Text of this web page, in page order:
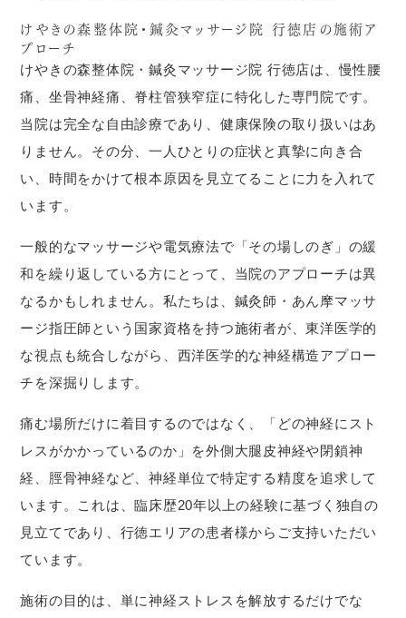
けやきの森整体院・鍼灸マッサージ院 行徳店の施術ア
プローチ
けやきの森整体院・鍼灸マッサージ院 行徳店は、慢性腰
痛、坐骨神経痛、脊柱管狭窄症に特化した専門院です。
当院は完全な自由診療であり、健康保険の取り扱いはあ
りません。その分、一人ひとりの症状と真摯に向き合
い、時間をかけて根本原因を見立てることに力を入れて
います。
一般的なマッサージや電気療法で「その場しのぎ」の緩
和を繰り返している方にとって、当院のアプローチは異
なるかもしれません。私たちは、鍼灸師・あん摩マッサ
ージ指圧師という国家資格を持つ施術者が、東洋医学的
な視点も統合しながら、西洋医学的な神経構造アプロー
チを深掘りします。
痛む場所だけに着目するのではなく、「どの神経にスト
レスがかかっているのか」を外側大腿皮神経や閉鎖神
経、脛骨神経など、神経単位で特定する精度を追求して
います。これは、臨床歴20年以上の経験に基づく独自の
見立てであり、行徳エリアの患者様からご支持いただい
ています。
施術の目的は、単に神経ストレスを解放するだけでな